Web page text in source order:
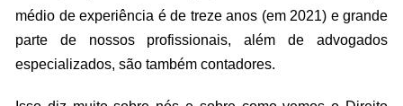
médio de experiência é de treze anos (em 2021) e grande
parte de nossos profissionais, além de advogados
especializados, são também contadores.